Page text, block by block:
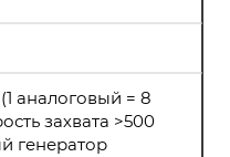
аналоговый = 8
захвата >500
генератор